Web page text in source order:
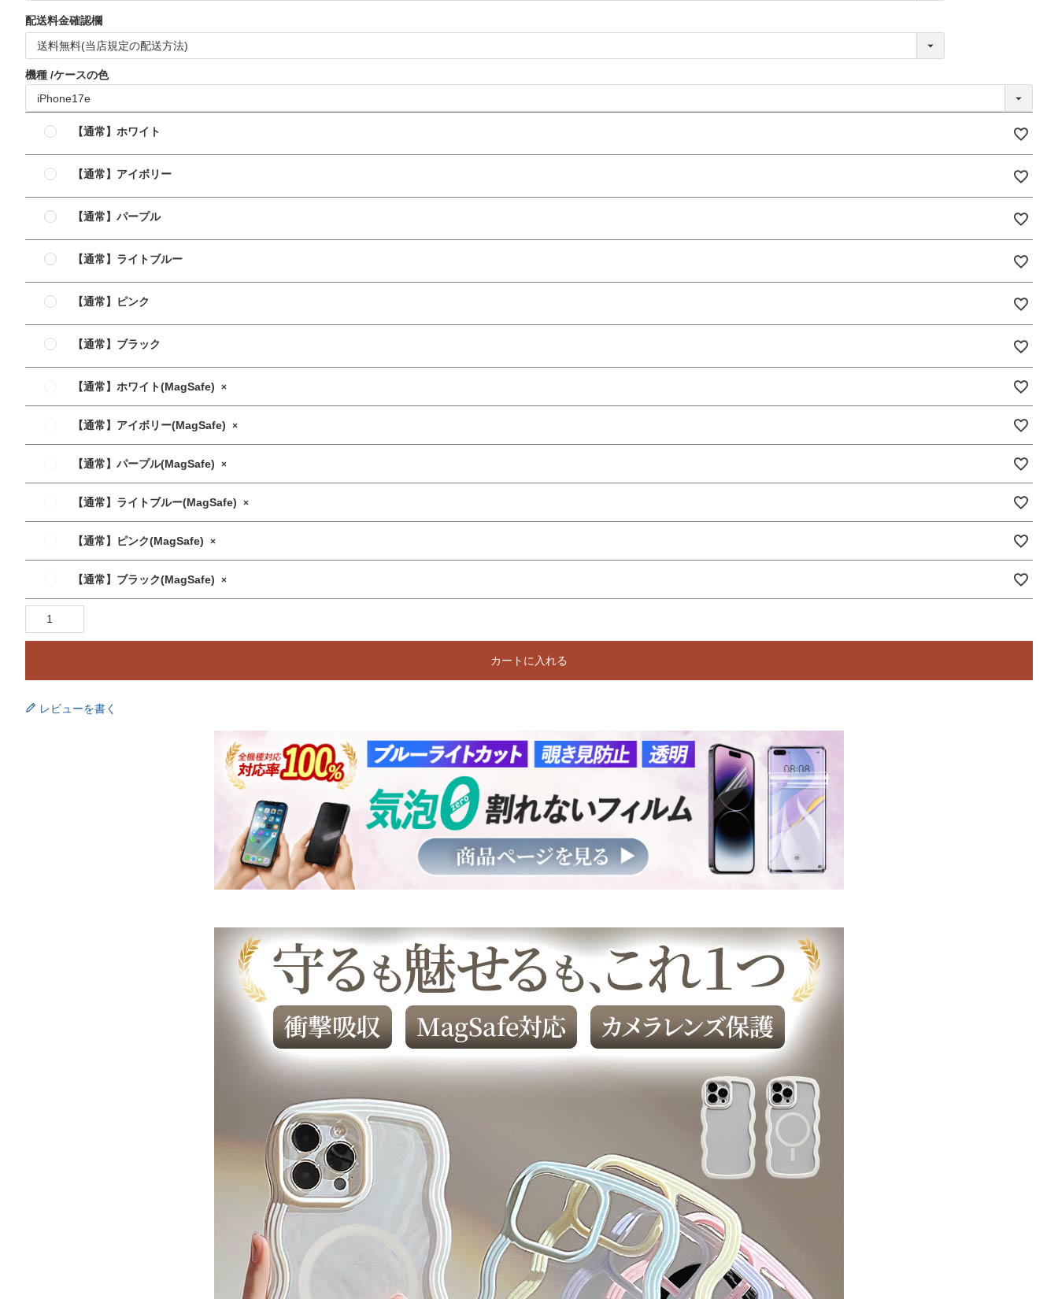
配送料金確認欄
機種 ケースの色
【通常】ホワイト
【通常】アイボリー
【通常】パープル
【通常】ライトブルー
【通常】ピンク
【通常】ブラック
【通常】ホワイト(MagSafe) ×
【通常】アイボリー(MagSafe) ×
【通常】パープル(MagSafe) ×
【通常】ライトブルー(MagSafe) ×
【通常】ピンク(MagSafe) ×
【通常】ブラック(MagSafe) ×
カートに入れる
レビューを書く